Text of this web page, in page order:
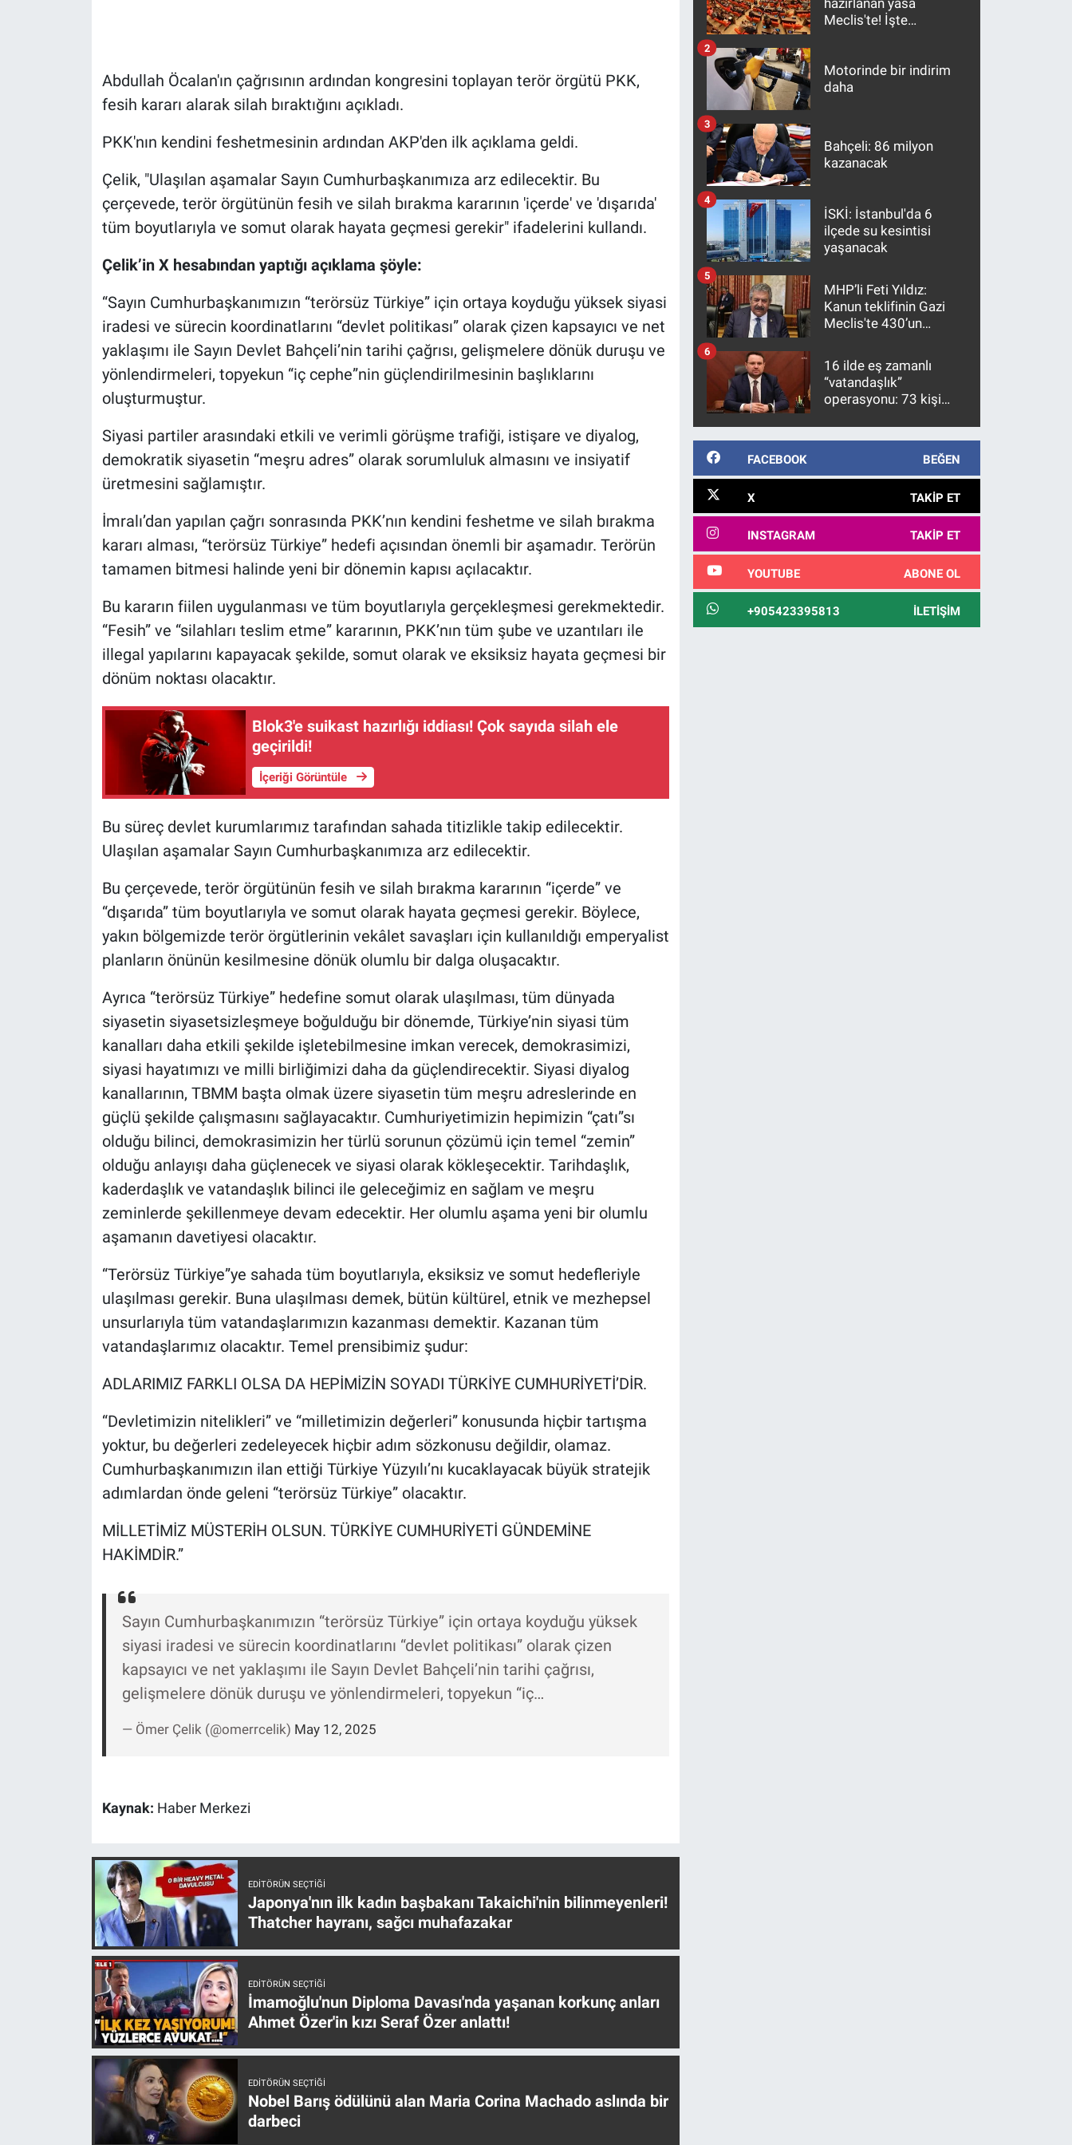
Abdullah Öcalan'ın çağrısının ardından kongresini toplayan terör örgütü PKK,
fesih kararı alarak silah bıraktığını açıkladı.
PKK'nın kendini feshetmesinin ardından AKP'den ilk açıklama geldi.
Çelik, "Ulaşılan aşamalar Sayın Cumhurbaşkanımıza arz edilecektir. Bu
çerçevede, terör örgütünün fesih ve silah bırakma kararının 'içerde' ve 'dışarıda'
tüm boyutlarıyla ve somut olarak hayata geçmesi gerekir" ifadelerini kullandı.
Çelik’in X hesabından yaptığı açıklama şöyle:
“Sayın Cumhurbaşkanımızın “terörsüz Türkiye” için ortaya koyduğu yüksek siyasi
iradesi ve sürecin koordinatlarını “devlet politikası” olarak çizen kapsayıcı ve net
yaklaşımı ile Sayın Devlet Bahçeli’nin tarihi çağrısı, gelişmelere dönük duruşu ve
yönlendirmeleri, topyekun “iç cephe”nin güçlendirilmesinin başlıklarını
oluşturmuştur.
Siyasi partiler arasındaki etkili ve verimli görüşme trafiği, istişare ve diyalog,
demokratik siyasetin “meşru adres” olarak sorumluluk almasını ve insiyatif
üretmesini sağlamıştır.
İmralı’dan yapılan çağrı sonrasında PKK’nın kendini feshetme ve silah bırakma
kararı alması, “terörsüz Türkiye” hedefi açısından önemli bir aşamadır. Terörün
tamamen bitmesi halinde yeni bir dönemin kapısı açılacaktır.
Bu kararın fiilen uygulanması ve tüm boyutlarıyla gerçekleşmesi gerekmektedir.
“Fesih” ve “silahları teslim etme” kararının, PKK’nın tüm şube ve uzantıları ile
illegal yapılarını kapayacak şekilde, somut olarak ve eksiksiz hayata geçmesi bir
dönüm noktası olacaktır.
Blok3'e suikast hazırlığı iddiası! Çok sayıda silah ele
geçirildi!
İçeriği Görüntüle
Bu süreç devlet kurumlarımız tarafından sahada titizlikle takip edilecektir.
Ulaşılan aşamalar Sayın Cumhurbaşkanımıza arz edilecektir.
Bu çerçevede, terör örgütünün fesih ve silah bırakma kararının “içerde” ve
“dışarıda” tüm boyutlarıyla ve somut olarak hayata geçmesi gerekir. Böylece,
yakın bölgemizde terör örgütlerinin vekâlet savaşları için kullanıldığı emperyalist
planların önünün kesilmesine dönük olumlu bir dalga oluşacaktır.
Ayrıca “terörsüz Türkiye” hedefine somut olarak ulaşılması, tüm dünyada
siyasetin siyasetsizleşmeye boğulduğu bir dönemde, Türkiye’nin siyasi tüm
kanalları daha etkili şekilde işletebilmesine imkan verecek, demokrasimizi,
siyasi hayatımızı ve milli birliğimizi daha da güçlendirecektir. Siyasi diyalog
kanallarının, TBMM başta olmak üzere siyasetin tüm meşru adreslerinde en
güçlü şekilde çalışmasını sağlayacaktır. Cumhuriyetimizin hepimizin “çatı”sı
olduğu bilinci, demokrasimizin her türlü sorunun çözümü için temel “zemin”
olduğu anlayışı daha güçlenecek ve siyasi olarak kökleşecektir. Tarihdaşlık,
kaderdaşlık ve vatandaşlık bilinci ile geleceğimiz en sağlam ve meşru
zeminlerde şekillenmeye devam edecektir. Her olumlu aşama yeni bir olumlu
aşamanın davetiyesi olacaktır.
“Terörsüz Türkiye”ye sahada tüm boyutlarıyla, eksiksiz ve somut hedefleriyle
ulaşılması gerekir. Buna ulaşılması demek, bütün kültürel, etnik ve mezhepsel
unsurlarıyla tüm vatandaşlarımızın kazanması demektir. Kazanan tüm
vatandaşlarımız olacaktır. Temel prensibimiz şudur:
ADLARIMIZ FARKLI OLSA DA HEPİMİZİN SOYADI TÜRKİYE CUMHURİYETİ’DİR.
“Devletimizin nitelikleri” ve “milletimizin değerleri” konusunda hiçbir tartışma
yoktur, bu değerleri zedeleyecek hiçbir adım sözkonusu değildir, olamaz.
Cumhurbaşkanımızın ilan ettiği Türkiye Yüzyılı’nı kucaklayacak büyük stratejik
adımlardan önde geleni “terörsüz Türkiye” olacaktır.
MİLLETİMİZ MÜSTERİH OLSUN. TÜRKİYE CUMHURİYETİ GÜNDEMİNE
HAKİMDİR.”
Sayın Cumhurbaşkanımızın “terörsüz Türkiye” için ortaya koyduğu yüksek
siyasi iradesi ve sürecin koordinatlarını “devlet politikası” olarak çizen
kapsayıcı ve net yaklaşımı ile Sayın Devlet Bahçeli’nin tarihi çağrısı,
gelişmelere dönük duruşu ve yönlendirmeleri, topyekun “iç…
— Ömer Çelik (@omerrcelik) May 12, 2025
Kaynak: Haber Merkezi
EDITÖRÜN SEÇTIĞI
Japonya'nın ilk kadın başbakanı Takaichi'nin bilinmeyenleri!
Thatcher hayranı, sağcı muhafazakar
EDITÖRÜN SEÇTIĞI
İmamoğlu'nun Diploma Davası'nda yaşanan korkunç anları
Ahmet Özer'in kızı Seraf Özer anlattı!
EDITÖRÜN SEÇTIĞI
Nobel Barış ödülünü alan Maria Corina Machado aslında bir
darbeci
Meclis'te! İşte
Motorinde bir indirim
daha
2
Bahçeli: 86 milyon
kazanacak
3
İSKİ: İstanbul'da 6
ilçede su kesintisi
yaşanacak
4
MHP’li Feti Yıldız:
Kanun teklifinin Gazi
Meclis'te 430’un
kanunlaşacağı
görülmektedir
5
16 ilde eş zamanlı
“vatandaşlık”
operasyonu: 73 kişi
6
FACEBOOK BEĞEN
X TAKIP ET
INSTAGRAM TAKIP ET
YOUTUBE ABONE OL
+905423395813 İLETIŞIM
Günün görüntüsü
Ne demişti
Programlar
Teknoloji
Türkiye'nin Geleceği
Türkiye'nin Gündemi
Yerel Gündem
Yerel Yaşam